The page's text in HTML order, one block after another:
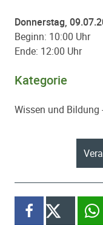
Donnerstag,
Beginn: 10:00 Uhr
Ende: 12:00 Uhr
Kategorie
Wissen und Bildung
auf Facebook teilen
X per